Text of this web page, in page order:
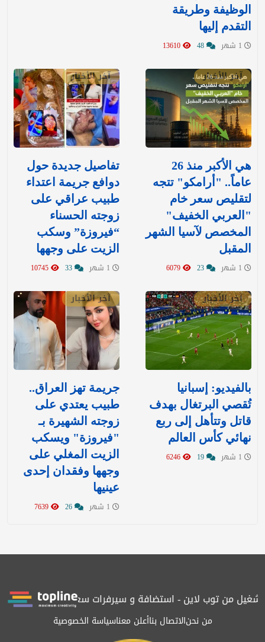
الوظيفة وطريقة
التقدم إليها
آخر الأخبار
هي الأكبر منذ 26
عاماً.. "أرامكو" تتجه
لتقليص سعر خام
"العربي الخفيف"
المخصص لآسيا الشهر
المقبل
آخر الأخبار
تفاصيل جديدة حول
دوافع جريمة اعتداء
طبيب عراقي على
زوجته الحسناء
“فيروزة” وسكب
الزيت على وجهها
آخر الأخبار
بالفيديو: إسبانيا
تُقصي البرتغال بهدف
قاتل وتتأهل إلى ربع
نهائي كأس العالم
آخر الأخبار
جريمة تهز العراق..
طبيب يعتدي على
زوجته الشهيرة بـ
"فيروزة" ويسكب
الزيت المغلي على
وجهها وفقدان إحدى
عينيها
من توب لاين - استضافة و سيرفرات سعوديةالمرصد حاصلة
من نحنالاتصال بناأعلن معناسياسة الخصوصية